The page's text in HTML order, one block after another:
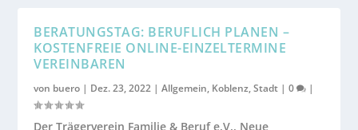
BERATUNGSTAG: BERUFLICH PLANEN –
KOSTENFREIE ONLINE-EINZELTERMINE
VEREINBAREN
von buero | Dez. 23, 2022 |Allgemein, Koblenz,Stadt |0 |
Der Trägerverein Familie & Beruf e.V., Neue